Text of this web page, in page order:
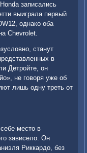
записались
выиграла первый
однако оба
Chevrolet.
станут
в
Детройте, он
не говоря уже об
лишь одну треть от
место в
зависело. Он
Риккардо, без